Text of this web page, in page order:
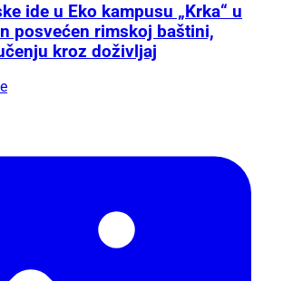
ide u Eko kampusu „Krka“ u
posvećen rimskoj baštini,
kroz doživljaj